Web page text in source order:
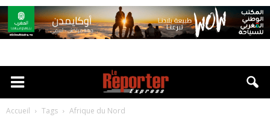
Accueil Tags Afrique du Nord